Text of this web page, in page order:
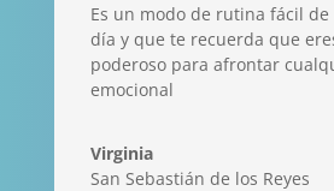
Es un modo de rutina fácil
día y que te recuerda que
poderoso para afrontar
emocional
Virginia
San Sebastián de los Reyes